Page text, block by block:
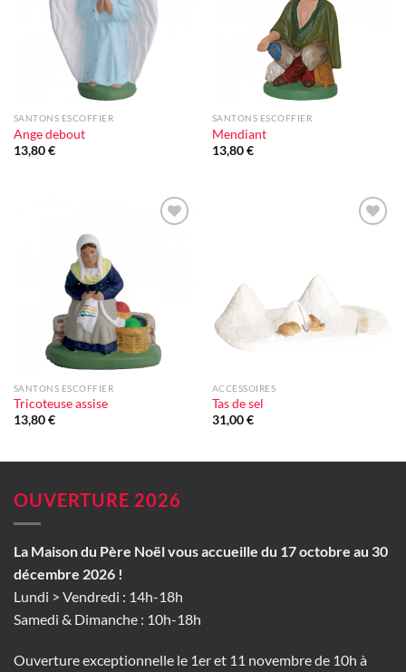
SANTONS ESCOFFIER
Ange debout
13,80€
SANTONS ESCOFFIER
Mendiant
13,80€
SANTONS ESCOFFIER
Tricoteuse assise
13,80€
ACCESSOIRES
Tas de sel
31,00€
OUVERTURE 2026
La Maison du Père Noël vous accueille du 17 octobre au 30
décembre 2026 !
Lundi > Vendredi : 14h-18h
Samedi & Dimanche : 10h-18h
Ouverture exceptionnelle le 1er et 11 novembre de 10h à